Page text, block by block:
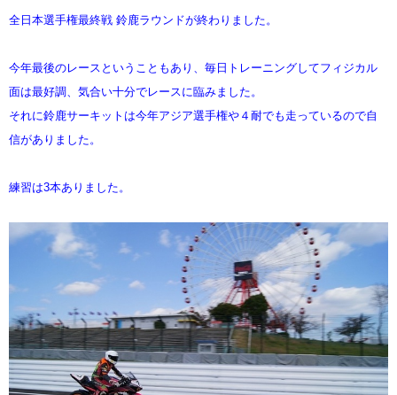
全日本選手権最終戦 鈴鹿ラウンドが終わりました。
今年最後のレースということもあり、毎日トレーニングしてフィジカル
面は最好調、気合い十分でレースに臨みました。
それに鈴鹿サーキットは今年アジア選手権や４耐でも走っているので自
信がありました。
練習は3本ありました。